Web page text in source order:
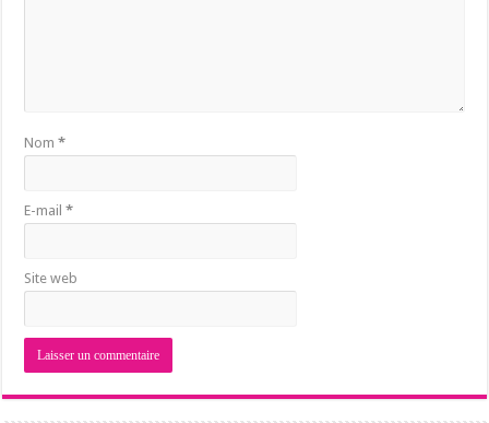
Nom*
E-mail*
Site web